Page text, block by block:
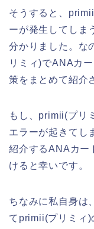
そうすると、
ーが発生してしま
分かりました。な
リミィ)でANAカ
策をまとめて紹介
もし、primii(プリ
エラーが起きてし
紹介するANAカー
けると幸いです。
ちなみに私自身は
てprimii(プリミィ)